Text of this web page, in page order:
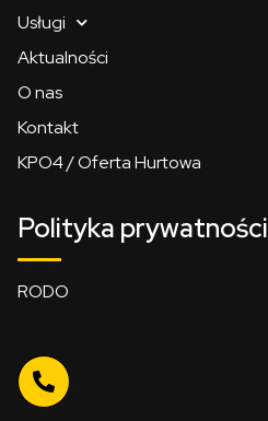
Usługi
Aktualności
O nas
Kontakt
KPO4 / Oferta Hurtowa
Polityka prywatności
RODO